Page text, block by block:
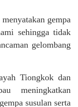
gempa
sehingga tidak
gelombang
Tiongkok dan
meningkatkan
susulan serta